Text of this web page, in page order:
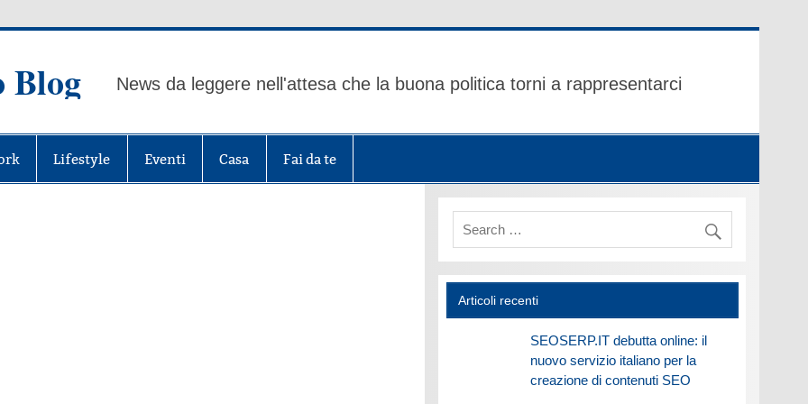
Blog News da leggere nell'attesa che la buona politica torni a rappresentarci
Lifestyle Eventi Casa Fai da te
Articoli recenti
SEOSERP.IT debutta online: il
nuovo servizio italiano per la
creazione di contenuti SEO